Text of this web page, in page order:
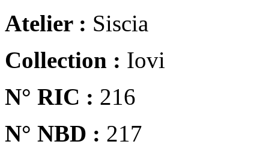
Atelier : Siscia
Collection : Iovi
N° RIC : 216
N° NBD : 217